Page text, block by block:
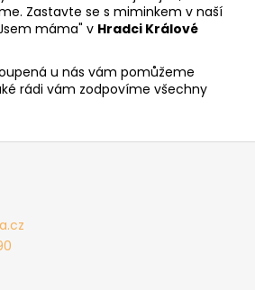
Zastavte se s miminkem v naší
máma" v Hradci Králové
u nás vám pomůžeme
rádi vám zodpovíme všechny